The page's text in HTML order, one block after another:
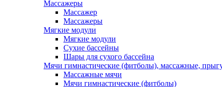
Массажеры
Массажер
Массажеры
Мягкие модули
Мягкие модули
Сухие бассейны
Шары для сухого бассейна
Мячи гимнастические (фитболы), массажные,
Массажные мячи
Мячи гимнастические (фитболы)